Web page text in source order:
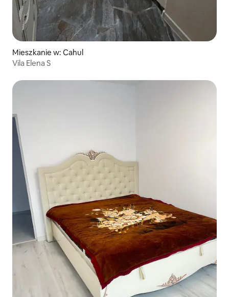
Mieszkanie w: Cahul
Vila Elena S